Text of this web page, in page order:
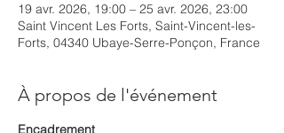
19 avr. 2026, 19:00 – 25 avr. 2026, 23:00
Saint Vincent Les Forts, Saint-Vincent-les-
Forts, 04340 Ubaye-Serre-Ponçon, France
À propos de l'événement
Encadrement